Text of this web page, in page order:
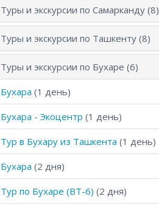
Туры и экскурсии по Самарканду (8)
Туры и экскурсии по Ташкенту (8)
Туры и экскурсии по Бухаре (6)
Бухара (1 день)
Бухара - Экоцентр (1 день)
Тур в Бухару из Ташкента (1 день)
Бухара (2 дня)
Тур по Бухаре (ВТ-6) (2 дня)